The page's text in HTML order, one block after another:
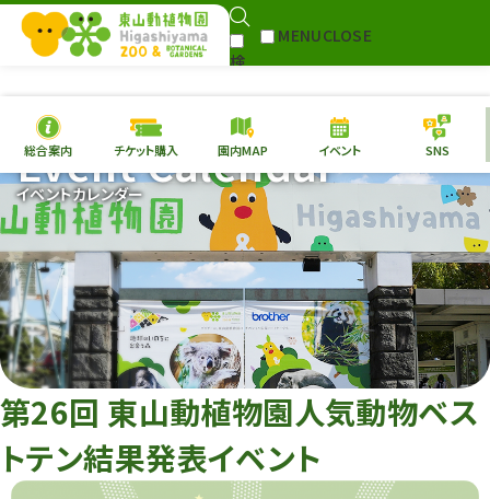
検
MENUCLOSE
本日の開園情報 チケ
園内MAP イベント
総合案内
動物園 植物園
再生プラン
東山動植物園
への支援
環境教育
サイトマップ
Follow
総合案内 チケット購入 園内MAP イベント SNS
イベントカレンダー
Event Calendar
第26回 東山動植物園人気動物ベス
トテン結果発表イベント